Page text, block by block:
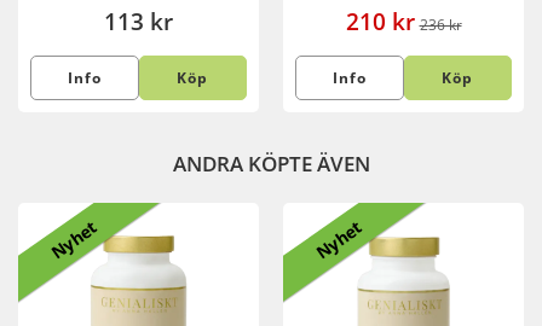
113 kr
Info Köp
210 kr 236 kr
Info Köp
ANDRA KÖPTE ÄVEN
Nyhet Nyhet